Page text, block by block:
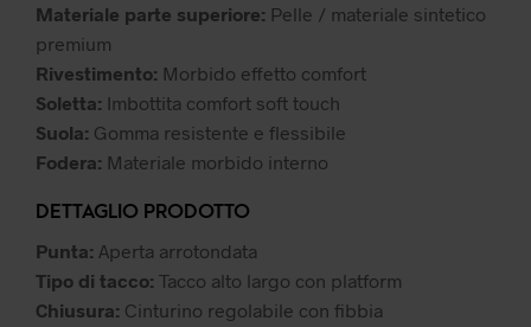
Materiale parte superiore: Pelle / materiale sintetico
premium
Rivestimento: Morbido effetto comfort
Soletta: Imbottita comfort soft touch
Suola: Gomma resistente e flessibile
Fodera: Materiale morbido interno
DETTAGLIO PRODOTTO
Punta: Aperta arrotondata
Tipo di tacco: Tacco alto largo con platform
Chiusura: Cinturino regolabile con fibbia